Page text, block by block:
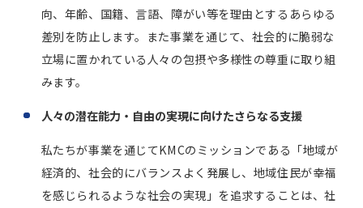
向、年齢、国籍、言語、障がい等を理由とするあらゆる
差別を防止します。また事業を通じて、社会的に脆弱な
立場に置かれている人々の包摂や多様性の尊重に取り組
みます。
人々の潜在能力・自由の実現に向けたさらなる支援
私たちが事業を通じてKMCのミッションである「地域が
経済的、社会的にバランスよく発展し、地域住民が幸福
を感じられるような社会の実現」を追求することは、社